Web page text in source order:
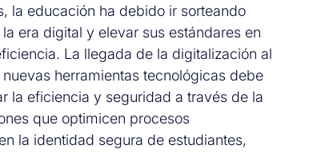
la educación ha debido ir sorteando
era digital y elevar sus estándares en
La llegada de la digitalización al
herramientas tecnológicas debe
la eficiencia y seguridad a través de la
que optimicen procesos
la identidad segura de estudiantes,